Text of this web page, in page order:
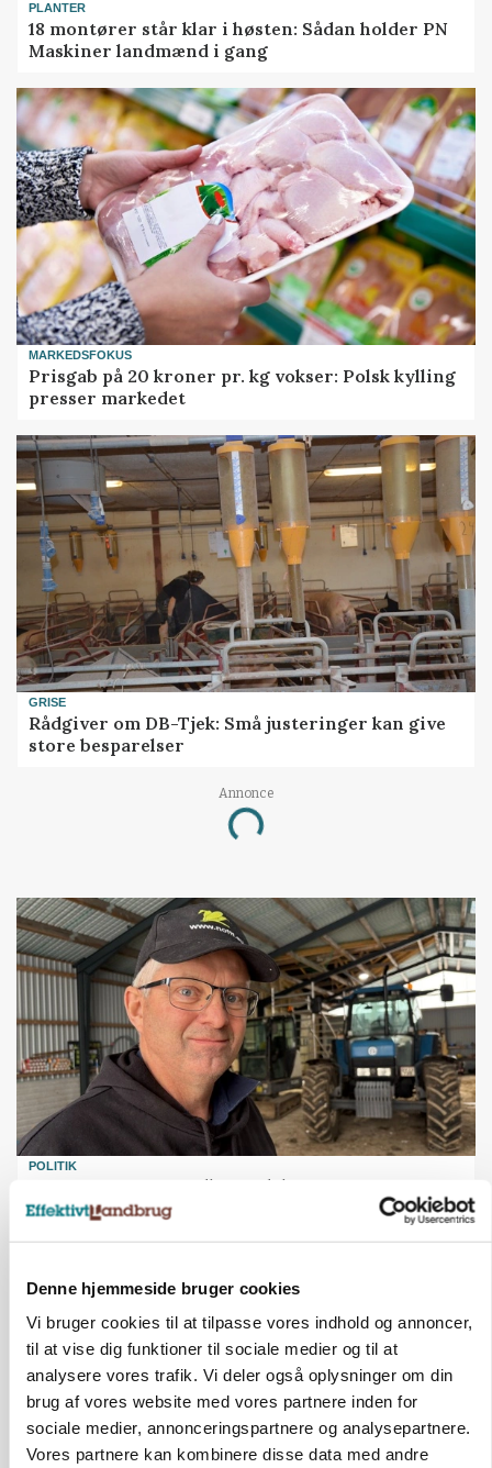
Denne hjemmeside bruger cookies
Vi bruger cookies til at tilpasse vores indhold og annoncer,
til at vise dig funktioner til sociale medier og til at
analysere vores trafik. Vi deler også oplysninger om din
brug af vores website med vores partnere inden for
sociale medier, annonceringspartnere og analysepartnere.
Vores partnere kan kombinere disse data med andre
PLANTER
18 montører står klar i høsten: Sådan holder PN
Maskiner landmænd i gang
MARKEDSFOKUS
Prisgab på 20 kroner pr. kg vokser: Polsk kylling
presser markedet
GRISE
Rådgiver om DB-Tjek: Små justeringer kan give
store besparelser
Annonce
Loading...
POLITIK
»Nu stopper I«: Landbrugsdebattør og
protestgruppe vil demonstrere mod ny